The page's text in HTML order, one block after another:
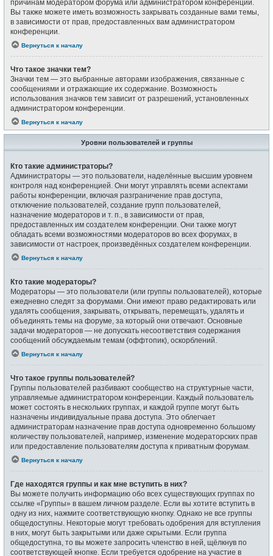
причинам модератором форума или администратором конференции.
Вы также можете иметь возможность закрывать созданные вами темы,
в зависимости от прав, предоставленных вам администратором
конференции.
Вернуться к началу
Что такое значки тем?
Значки тем — это выбранные авторами изображения, связанные с
сообщениями и отражающие их содержание. Возможность
использования значков тем зависит от разрешений, установленных
администратором конференции.
Вернуться к началу
Уровни пользователей и группы
Кто такие администраторы?
Администраторы — это пользователи, наделённые высшим уровнем
контроля над конференцией. Они могут управлять всеми аспектами
работы конференции, включая разграничение прав доступа,
отключение пользователей, создание групп пользователей,
назначение модераторов и т. п., в зависимости от прав,
предоставленных им создателем конференции. Они также могут
обладать всеми возможностями модераторов во всех форумах, в
зависимости от настроек, произведённых создателем конференции.
Вернуться к началу
Кто такие модераторы?
Модераторы — это пользователи (или группы пользователей), которые
ежедневно следят за форумами. Они имеют право редактировать или
удалять сообщения, закрывать, открывать, перемещать, удалять и
объединять темы на форуме, за который они отвечают. Основные
задачи модераторов — не допускать несоответствия содержания
сообщений обсуждаемым темам (оффтопик), оскорблений.
Вернуться к началу
Что такое группы пользователей?
Группы пользователей разбивают сообщество на структурные части,
управляемые администратором конференции. Каждый пользователь
может состоять в нескольких группах, и каждой группе могут быть
назначены индивидуальные права доступа. Это облегчает
администраторам назначение прав доступа одновременно большому
количеству пользователей, например, изменение модераторских прав
или предоставление пользователям доступа к приватным форумам.
Вернуться к началу
Где находятся группы и как мне вступить в них?
Вы можете получить информацию обо всех существующих группах по
ссылке «Группы» в вашем личном разделе. Если вы хотите вступить в
одну из них, нажмите соответствующую кнопку. Однако не все группы
общедоступны. Некоторые могут требовать одобрения для вступления
в них, могут быть закрытыми или даже скрытыми. Если группа
общедоступна, то вы можете запросить членство в ней, щёлкнув по
соответствующей кнопке. Если требуется одобрение на участие в